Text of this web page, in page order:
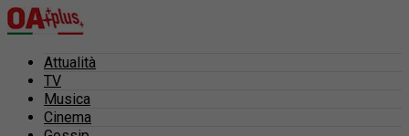
Attualità
TV
Musica
Cinema